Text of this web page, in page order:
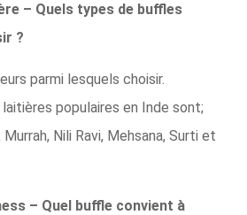
– Quels types de buffles
?
parmi lesquels choisir.
populaires en Inde sont;
Nili Ravi, Mehsana, Surti et
– Quel buffle convient à